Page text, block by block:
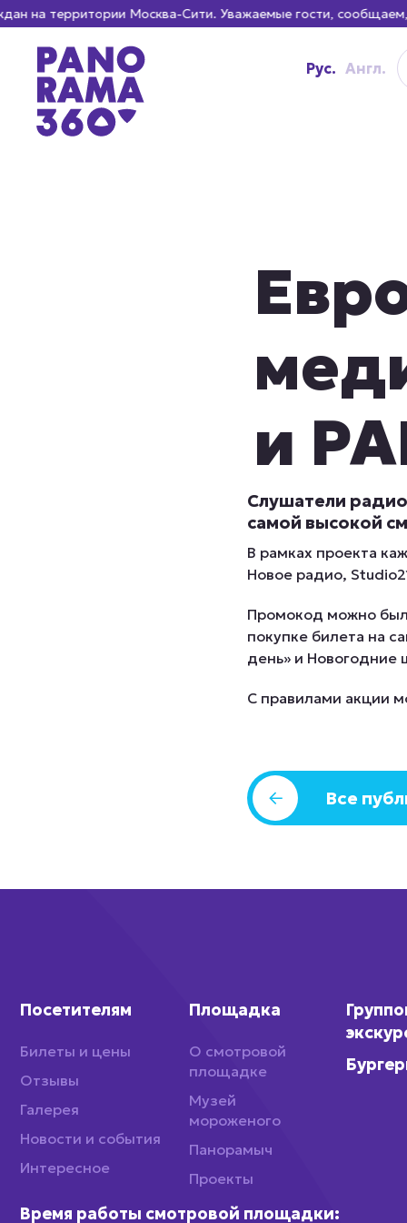
Москва-Сити. Уважаемые гости, сообщаем,
Рус. Англ.
и
Слушатели
самой высокой
В рамках проекта
Новое радио,
Промокод можно
покупке билета на
день» и Новогодние
С правилами акции
Все
Посетителям
Билеты и цены
Отзывы
Галерея
Новости и события
Интересное
Площадка
О смотровой
площадке
Музей
мороженого
Панорамыч
Проекты
Время работы смотровой площадки: